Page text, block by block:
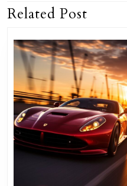
Previous
Related Post